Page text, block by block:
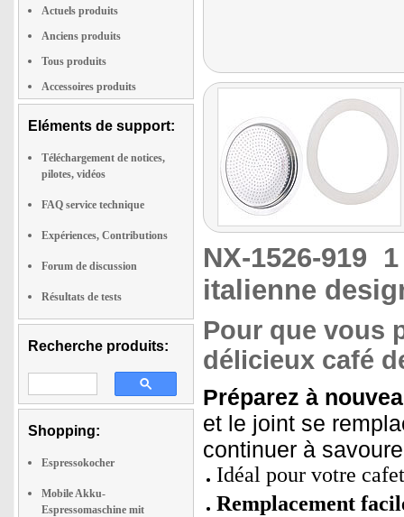
Actuels produits
Anciens produits
Tous produits
Accessoires produits
Eléments de support:
Téléchargement de notices,
pilotes, vidéos
FAQ service technique
Expériences, Contributions
Forum de discussion
Résultats de tests
Recherche produits:
Shopping:
Espressokocher
Mobile Akku-
Espressomaschine mit
NX-1526-919
italienne
Pour que vous
délicieux café
Préparez à
et le joint se
continuer à
Idéal pour votre
Remplacement